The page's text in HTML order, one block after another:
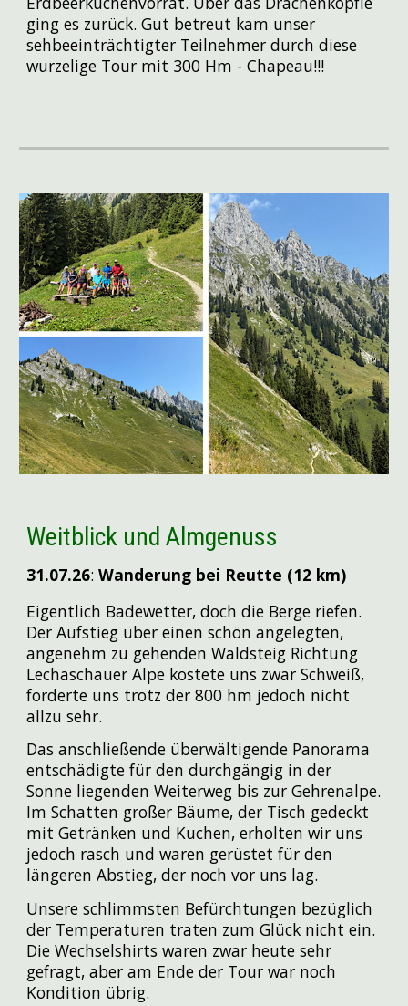
ging es zurück. Gut betreut kam unser
sehbeeinträchtigter Teilnehmer durch diese
wurzelige Tour mit 300 Hm - Chapeau!!!
Weitblick und Almgenuss
31.07.26: Wanderung bei Reutte (12 km)
Eigentlich Badewetter, doch die Berge riefen.
Der Aufstieg über einen schön angelegten,
angenehm zu gehenden Waldsteig Richtung
Lechaschauer Alpe kostete uns zwar Schweiß,
forderte uns trotz der 800 hm jedoch nicht
allzu sehr.
Das anschließende überwältigende Panorama
entschädigte für den durchgängig in der
Sonne liegenden Weiterweg bis zur Gehrenalpe.
Im Schatten großer Bäume, der Tisch gedeckt
mit Getränken und Kuchen, erholten wir uns
jedoch rasch und waren gerüstet für den
längeren Abstieg, der noch vor uns lag.
Unsere schlimmsten Befürchtungen bezüglich
der Temperaturen traten zum Glück nicht ein.
Die Wechselshirts waren zwar heute sehr
gefragt, aber am Ende der Tour war noch
Kondition übrig.